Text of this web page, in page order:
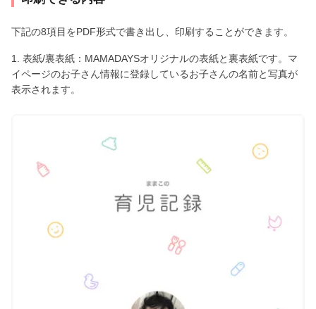
下記の8項目をPDF形式で書き出し、印刷することができます。
1. 表紙/裏表紙：MAMADAYSオリジナルの表紙と裏表紙です。マ
イページのお子さん情報に登録しているお子さんの名前と写真が
表示されます。